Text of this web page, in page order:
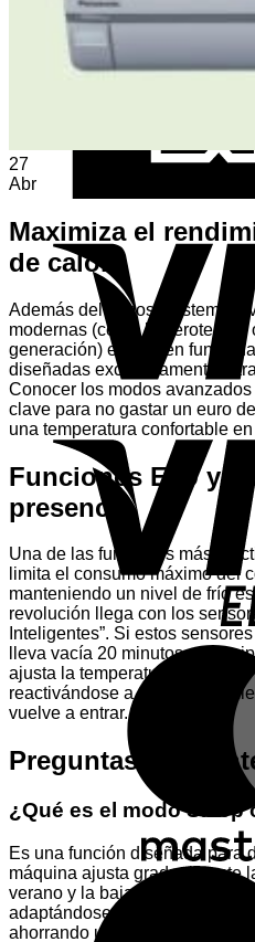
27
Abr
Maximiza el
de calor
Además del famoso sistema
modernas (como la aerotermia
generación) esconden
diseñadas exclusivamente
Conocer los modos
clave para no gastar un euro
una temperatura confortable
Funciones Eco y
presencia
Una de las funciones más
limita el consumo máximo del
manteniendo un nivel de frío
revolución llega con los
Inteligentes”. Si estos
lleva vacía 20 minutos, el
ajusta la temperatura un par
reactivándose a pleno
vuelve a entrar.
Preguntas
¿Qué es el modo Sleep
Es una función diseñada para
máquina ajusta gradualmente
verano y la baja en invierno) a
adaptándose a la pérdida de
ahorrando un porcentaje